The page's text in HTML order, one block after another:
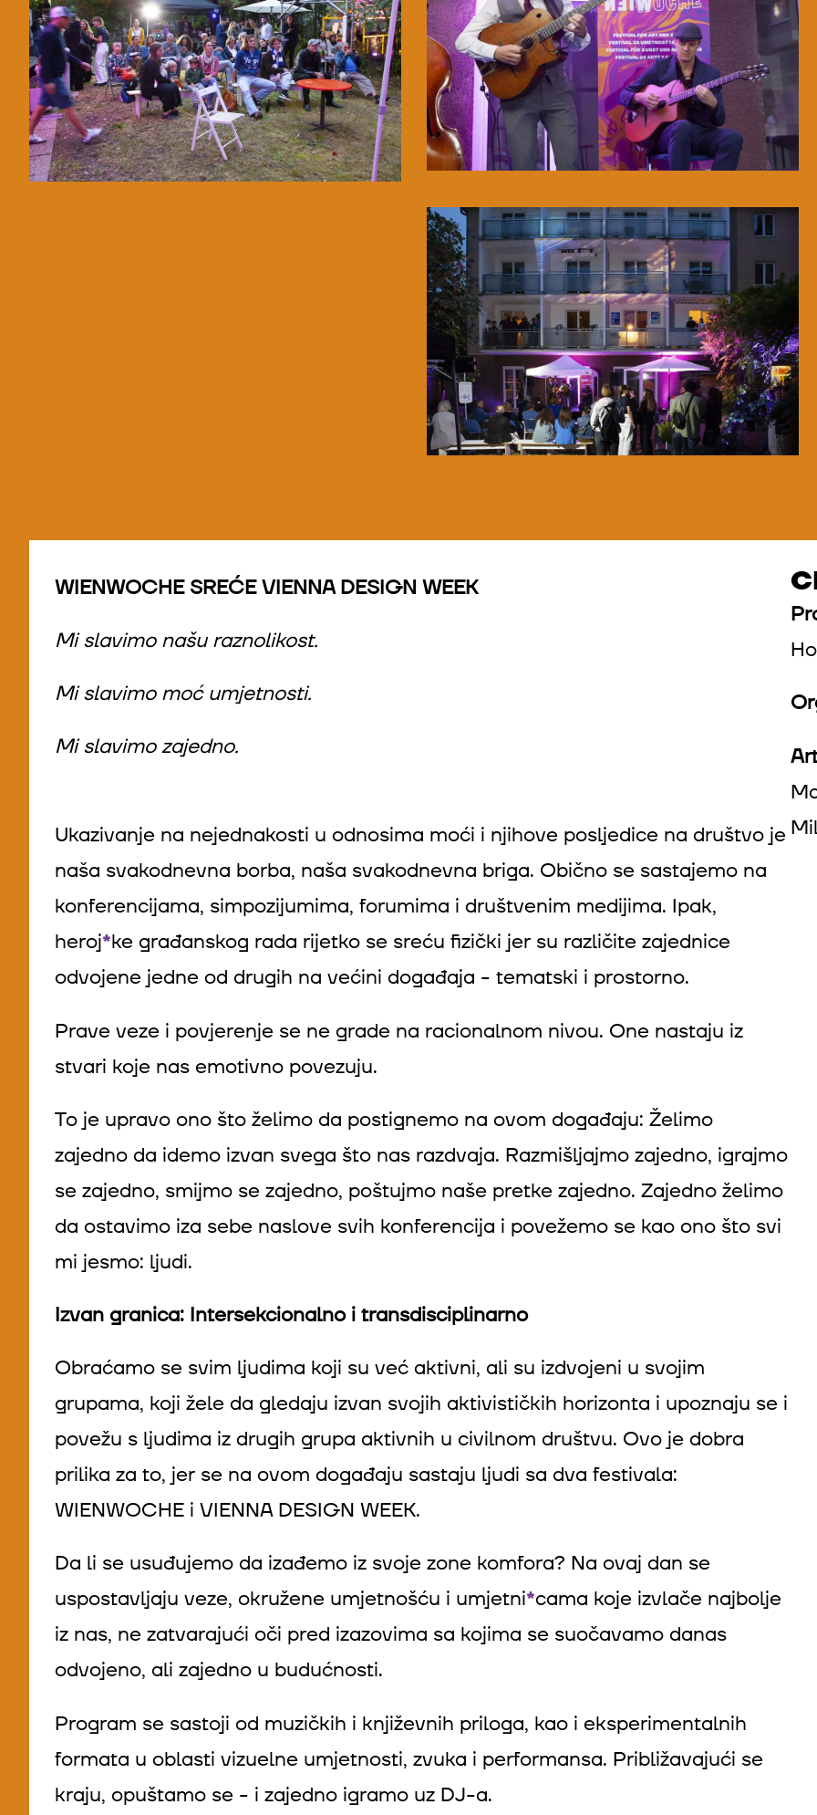
WIENWOCHE SREĆE VIENNA DESIGN WEEK
Mi slavimo našu raznolikost.
Mi slavimo moć umjetnosti.
Mi slavimo zajedno.
Ukazivanje na nejednakosti u odnosima moći i njihove posljedice na društvo je
naša svakodnevna borba, naša svakodnevna briga. Obično se sastajemo na
konferencijama, simpozijumima, forumima i društvenim medijima. Ipak,
heroj*ke građanskog rada rijetko se sreću fizički jer su različite zajednice
odvojene jedne od drugih na većini događaja - tematski i prostorno.
Prave veze i povjerenje se ne grade na racionalnom nivou. One nastaju iz
stvari koje nas emotivno povezuju.
To je upravo ono što želimo da postignemo na ovom događaju: Želimo
zajedno da idemo izvan svega što nas razdvaja. Razmišljajmo zajedno, igrajmo
se zajedno, smijmo se zajedno, poštujmo naše pretke zajedno. Zajedno želimo
da ostavimo iza sebe naslove svih konferencija i povežemo se kao ono što svi
mi jesmo: ljudi.
Izvan granica: Intersekcionalno i transdisciplinarno
Obraćamo se svim ljudima koji su već aktivni, ali su izdvojeni u svojim
grupama, koji žele da gledaju izvan svojih aktivističkih horizonta i upoznaju se i
povežu s ljudima iz drugih grupa aktivnih u civilnom društvu. Ovo je dobra
prilika za to, jer se na ovom događaju sastaju ljudi sa dva festivala:
WIENWOCHE i VIENNA DESIGN WEEK.
Da li se usuđujemo da izađemo iz svoje zone komfora? Na ovaj dan se
uspostavljaju veze, okružene umjetnošću i umjetni*cama koje izvlače najbolje
iz nas, ne zatvarajući oči pred izazovima sa kojima se suočavamo danas
odvojeno, ali zajedno u budućnosti.
Program se sastoji od muzičkih i književnih priloga, kao i eksperimentalnih
formata u oblasti vizuelne umjetnosti, zvuka i performansa. Približavajući se
kraju, opuštamo se - i zajedno igramo uz DJ-a.